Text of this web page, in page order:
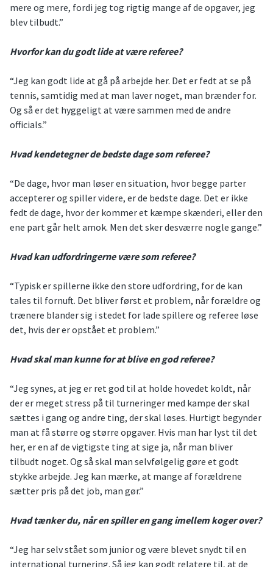
mere og mere, fordi jeg tog rigtig mange af de opgaver, jeg
blev tilbudt.”
Hvorfor kan du godt lide at være referee?
“Jeg kan godt lide at gå på arbejde her. Det er fedt at se på
tennis, samtidig med at man laver noget, man brænder for.
Og så er det hyggeligt at være sammen med de andre
officials.”
Hvad kendetegner de bedste dage som referee?
“De dage, hvor man løser en situation, hvor begge parter
accepterer og spiller videre, er de bedste dage. Det er ikke
fedt de dage, hvor der kommer et kæmpe skænderi, eller den
ene part går helt amok. Men det sker desværre nogle gange.”
Hvad kan udfordringerne være som referee?
“Typisk er spillerne ikke den store udfordring, for de kan
tales til fornuft. Det bliver først et problem, når forældre og
trænere blander sig i stedet for lade spillere og referee løse
det, hvis der er opstået et problem.”
Hvad skal man kunne for at blive en god referee?
“Jeg synes, at jeg er ret god til at holde hovedet koldt, når
der er meget stress på til turneringer med kampe der skal
sættes i gang og andre ting, der skal løses. Hurtigt begynder
man at få større og større opgaver. Hvis man har lyst til det
her, er en af de vigtigste ting at sige ja, når man bliver
tilbudt noget. Og så skal man selvfølgelig gøre et godt
stykke arbejde. Jeg kan mærke, at mange af forældrene
sætter pris på det job, man gør.”
Hvad tænker du, når en spiller en gang imellem koger over?
“Jeg har selv stået som junior og være blevet snydt til en
international turnering. Så jeg kan godt relatere til, at de